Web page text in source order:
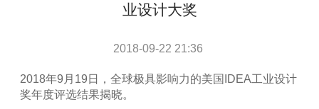
业设计大奖
2018-09-22 21:36
2018年9 月 19 日，全球极具影响力的美国 IDEA工业设计
奖年度评选结果揭晓。